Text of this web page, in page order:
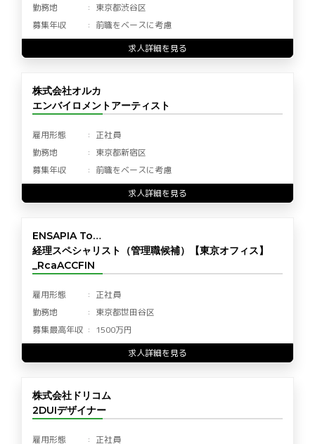
勤務地
東京都渋谷区
募集年収
前職をベースに考慮
求人詳細を見る
株式会社オルカ
エンバイロメントアーティスト
雇用形態
正社員
勤務地
東京都新宿区
募集年収
前職をベースに考慮
求人詳細を見る
ENSAPIA To…
経理スペシャリスト（管理職候補）【東京オフィス】
_RcaACCFIN
雇用形態
正社員
勤務地
東京都世田谷区
募集最高年収
1500万円
求人詳細を見る
株式会社ドリコム
2DUIデザイナー
雇用形態 正社員